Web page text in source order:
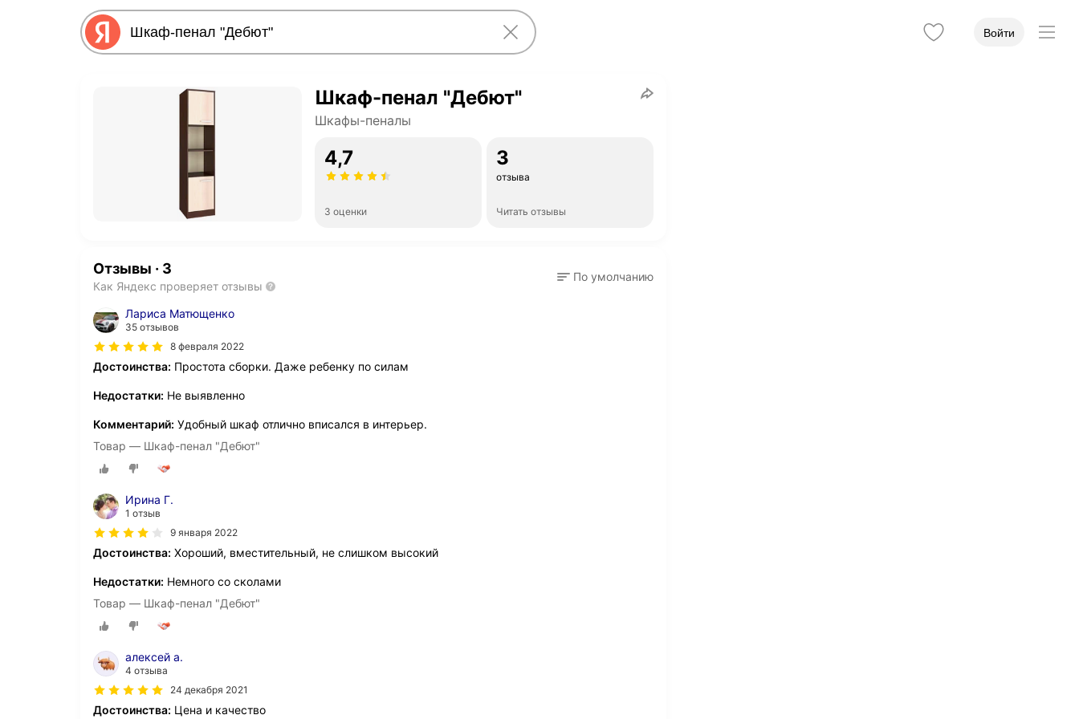
Войти
Шкаф-пенал "Дебют"
Шкафы-пеналы
4,7
3 оценки
3
отзыва
Читать отзывы
Отзывы · 3
Как Яндекс проверяет отзывы
По умолчанию
Лариса Матющенко
35 отзывов
8 февраля 2022
Достоинства: Простота сборки. Даже ребенку по силам
Недостатки: Не выявленно
Комментарий: Удобный шкаф отлично вписался в интерьер.
Товар — Шкаф-пенал "Дебют"
Ирина Г.
1 отзыв
9 января 2022
Достоинства: Хороший, вместительный, не слишком высокий
Недостатки: Немного со сколами
Товар — Шкаф-пенал "Дебют"
алексей а.
4 отзыва
24 декабря 2021
Достоинства: Цена и качество